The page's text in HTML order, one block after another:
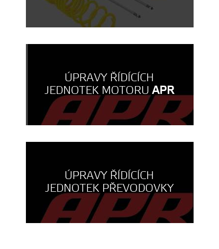
ÚPRAVY ŘÍDÍCÍCH
JEDNOTEK MOTORUAPR
ÚPRAVY ŘÍDÍCÍCH
JEDNOTEK PŘEVODOVKY